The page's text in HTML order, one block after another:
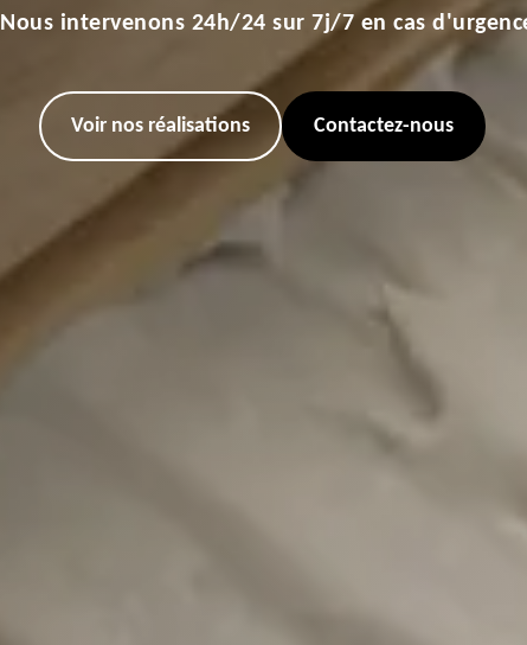
Nous intervenons 24h/24 sur 7j/7 en cas
Voir nos réalisations Contactez-nous